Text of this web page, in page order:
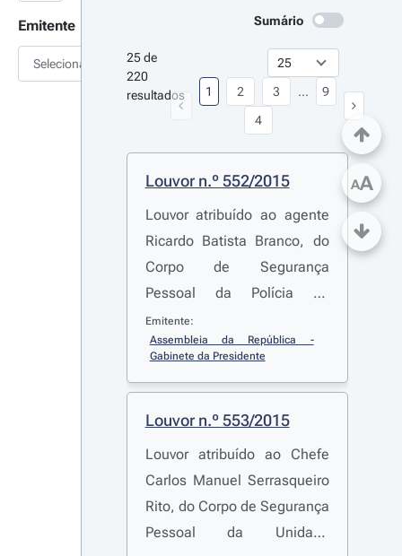
Emitente
Selecionar
Sumário
25 de
220
resultados
1 2
3
4
... 9
Louvor n.º 552/2015
Louvor atribuído ao agente
Ricardo Batista Branco, do
Corpo de Segurança
Pessoal da Polícia de
Segurança Pública
Emitente:
Assembleia da República -
Gabinete da Presidente
Louvor n.º 553/2015
Louvor atribuído ao Chefe
Carlos Manuel Serrasqueiro
Rito, do Corpo de Segurança
Pessoal da Unidade
AA